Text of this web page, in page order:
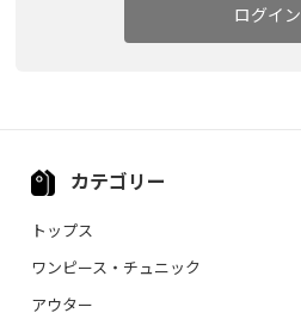
ログイン
カテゴリー
トップス
ワンピース・チュニック
アウター